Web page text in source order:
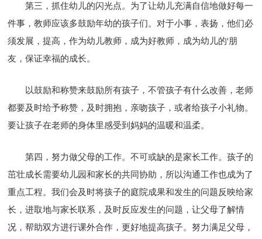
第三，抓住幼儿的闪光点。为了让幼儿充满自信地做好每一
件事，教师应该多鼓励年幼的孩子们。对于小事，表扬，他们必
须发展，提高，作为幼儿教师，成为好教师，成为幼儿的'朋
友，保证幸福的成长。
以鼓励和称赞来鼓励所有孩子，不管孩子有什么改善，老师
都要及时给予称赞，及时拥抱，亲吻孩子，或者给孩子小礼物。
要让孩子在老师的身体里感受到妈妈的温暖和温柔。
第四，努力做父母的工作。不可或缺的是家长工作。孩子的
茁壮成长需要幼儿园和家长的共同协助，所以沟通工作也成为了
重点工程。我们会及时将孩子的庭院成果和发生的问题反映给家
长，进取地与家长联系，及时反应发生的问题，让父母了解情
况，帮助双方进行课外合作，更好地提高孩子。努力满足父母，